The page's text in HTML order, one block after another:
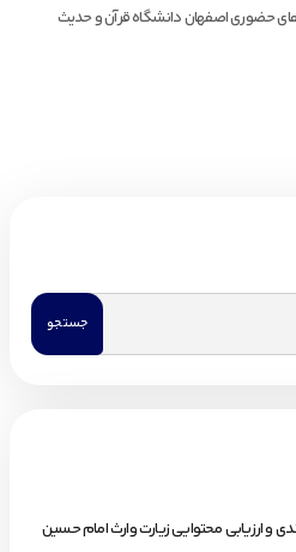
حضوری اصفهان دانشگاه قرآن و حدیث
و ارزیابی محتوایی زیارت وارث امام حسین